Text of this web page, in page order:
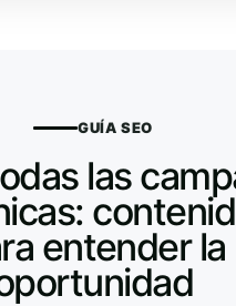
GUÍA SEO
las
entender la